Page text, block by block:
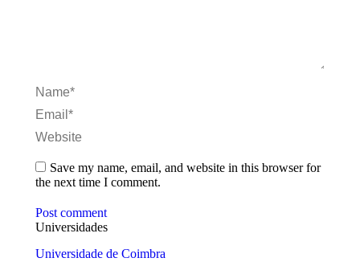
Name *
Email *
Website
Save my name, email, and website in this browser for
the next time I comment.
Post comment
Universidades
Universidade de Coimbra